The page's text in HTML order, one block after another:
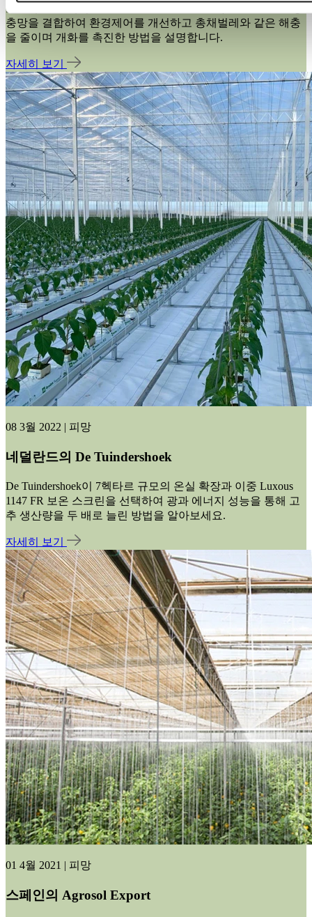
모 고추 온실에서 Luxous 1547 D FR 스크린과 Xsect Xtreme 방
충망을 결합하여 환경제어를 개선하고 총채벌레와 같은 해충
을 줄이며 개화를 촉진한 방법을 설명합니다.
자세히 보기
08 3월 2022 | 피망
네덜란드의 De Tuindershoek
De Tuindershoek이 7헥타르 규모의 온실 확장과 이중 Luxous
1147 FR 보온 스크린을 선택하여 광과 에너지 성능을 통해 고
추 생산량을 두 배로 늘린 방법을 알아보세요.
자세히 보기
01 4월 2021 | 피망
스페인의 Agrosol Export